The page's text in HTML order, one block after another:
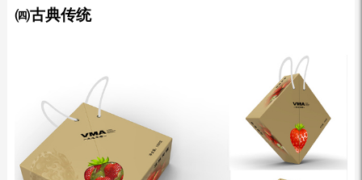
㈣古典传统